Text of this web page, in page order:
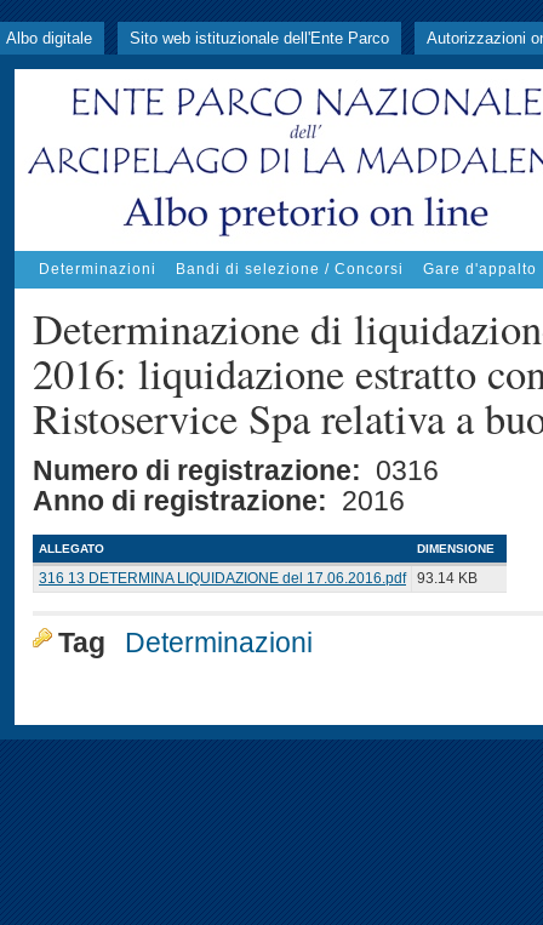
Albo digitale Sito web istituzionale dell'Ente Parco Autorizzazioni
Determinazioni Bandi di selezione / Concorsi Gare d'appalto
Determinazione di
2016: liquidazione estratto
Ristoservice Spa relativa a
Numero di registrazione: 0316
Anno di registrazione: 2016
ALLEGATO DIMENSIONE
316 13 DETERMINA LIQUIDAZIONE del 17.06.2016.pdf 93.14 KB
Tag Determinazioni